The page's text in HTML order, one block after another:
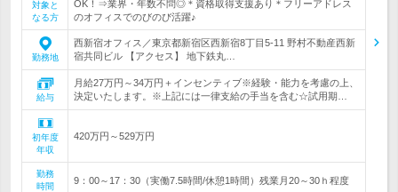
対象と
なる方
OK！⇒業界・年数不問◎＊資格取得支援あり＊フリーアドレス
のオフィスでのびのび活躍♪
勤務地
西新宿オフィス／東京都新宿区西新宿8丁目5-11 野村不動産西新
宿共同ビル 【アクセス】 地下鉄丸…
給与
月給27万円～34万円＋インセンティブ※経験・能力を考慮の上、
決定いたします。※上記には一律支給の手当を含む☆試用期…
初年度
年収
420万円～529万円
勤務
時間
9：00～17：30（実働7.5時間/休憩1時間）残業月20～30ｈ程度